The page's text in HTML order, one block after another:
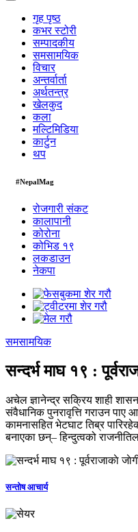
गृह पृष्ठ
कभर स्टोरी
सम्पादकीय
समसामयिक
विचार
अन्तर्वार्ता
अर्थतन्त्र
खेलकुद
कला
मल्टिमिडिया
कार्टुन
थप
#NepalMag
रोजगारी संकट
कालापानी
कोरोना
कोभिड १९
लकडाउन
नेकपा
समसामयिक
सन्दर्भ माघ १९ :
अचेल ज्ञानेन्द्र सक्रिय शाही
संवैधानिक पुनरावृत्ति गराउन पाए
कामनासहित भेटघाट तिब्र
बनाएका छन्– हिन्दुत्वको
सन्तोष आचार्य